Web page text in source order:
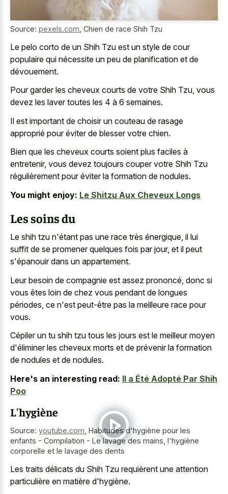
Source: pexels.com Chien de race Shih Tzu
Le pelo corto de un Shih Tzu est un style de cour
populaire qui nécessite un peu de planification et de
dévouement.
Pour garder les cheveux courts de votre Shih Tzu, vous
devez les laver toutes les 4 à 6 semaines.
Il est important de choisir un couteau de rasage
approprié pour éviter de blesser votre chien.
Bien que les cheveux courts soient plus faciles à
entretenir, vous devez toujours couper votre Shih Tzu
régulièrement pour éviter la formation de nodules.
You might enjoy: Le Shitzu Aux Cheveux Longs
Les soins du
Le shih tzu n'étant pas une race très énergique, il lui
suffit de se promener quelques fois par jour, et il peut
s'épanouir dans un appartement.
Leur besoin de compagnie est assez prononcé, donc si
vous êtes loin de chez vous pendant de longues
périodes, ce n'est peut-être pas la meilleure race pour
vous.
Cépiler un tu shih tzu tous les jours est le meilleur moyen
d'éliminer les cheveux morts et de prévenir la formation
de nodules et de nodules.
Here's an interesting read: Il a Été Adopté Par Shih
Poo
L'hygiène
Source: youtube.com Habitudes d'hygiène pour les
enfants - Compilation - Le lavage des mains, l'hygiène
corporelle et le lavage des dents
Les traits délicats du Shih Tzu requièrent une attention
particulière en matière d'hygiène.